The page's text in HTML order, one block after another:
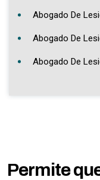
Abogado De
Abogado De
Abogado De
Permite